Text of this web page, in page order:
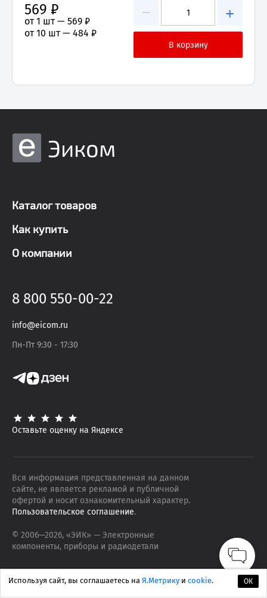
− +
569 ₽
от 1 шт — 569 ₽
от 10 шт — 484 ₽
Эиком
Каталог товаров
Как купить
О компании
8 800 550-00-22
info@eicom.ru
Пн-Пт 9:30 - 17:30
Оставьте оценку на Яндексе
Вся информация представленная на данном
сайте, не является рекламой и публичной
офертой и носит ознакомительный характер.
Пользовательское соглашение.
© 2006—2026, «ЭИК» — Электронные
компоненты, приборы и радиодетали
ОК
Используя сайт, вы соглашаетесь на Я.Метрику и cookie.